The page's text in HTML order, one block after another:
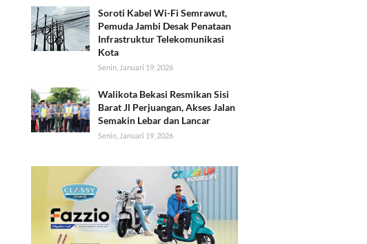
Soroti Kabel Wi-Fi Semrawut,
Pemuda Jambi Desak Penataan
Infrastruktur Telekomunikasi
Kota
Senin, Januari 19, 2026
Walikota Bekasi Resmikan Sisi
Barat Jl Perjuangan, Akses Jalan
Semakin Lebar dan Lancar
Senin, Januari 19, 2026